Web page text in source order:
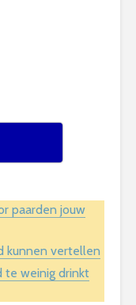
paarden jouw
kunnen vertellen
te weinig drinkt